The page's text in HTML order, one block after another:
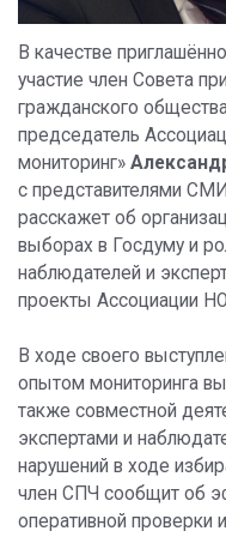
В качестве
участие член Совета
гражданского
председатель
мониторинг»
с представителями
расскажет об
выборах в Госдуму и
наблюдателей и
проекты Ассоциации
В ходе своего
опытом мониторинга
также совместной
экспертами и
нарушений в ходе
член СПЧ сообщит об
оперативной